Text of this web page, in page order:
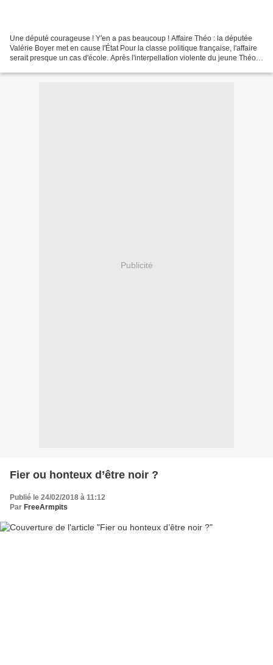
Une député courageuse ! Y'en a pas beaucoup ! Affaire Théo : la députée
Valérie Boyer met en cause l'État Pour la classe politique française, l'affaire
serait presque un cas d'école. Après l'interpellation violente du jeune Théo,
Publicité
Fier ou honteux d’être noir ?
Publié le 24/02/2018 à 11:12
Par FreeArmpits